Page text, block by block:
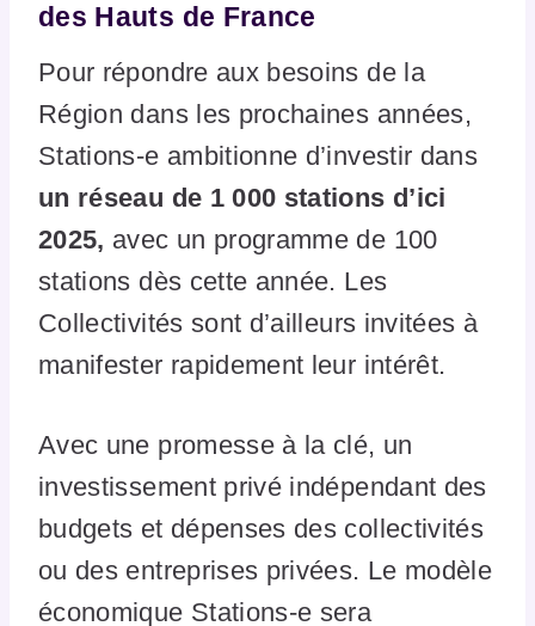
des Hauts de France
Pour répondre aux besoins de la
Région dans les prochaines années,
Stations-e ambitionne d’investir dans
un réseau de 1 000 stations d’ici
2025, avec un programme de 100
stations dès cette année. Les
Collectivités sont d’ailleurs invitées à
manifester rapidement leur intérêt.
Avec une promesse à la clé, un
investissement privé indépendant des
budgets et dépenses des collectivités
ou des entreprises privées. Le modèle
économique Stations-e sera